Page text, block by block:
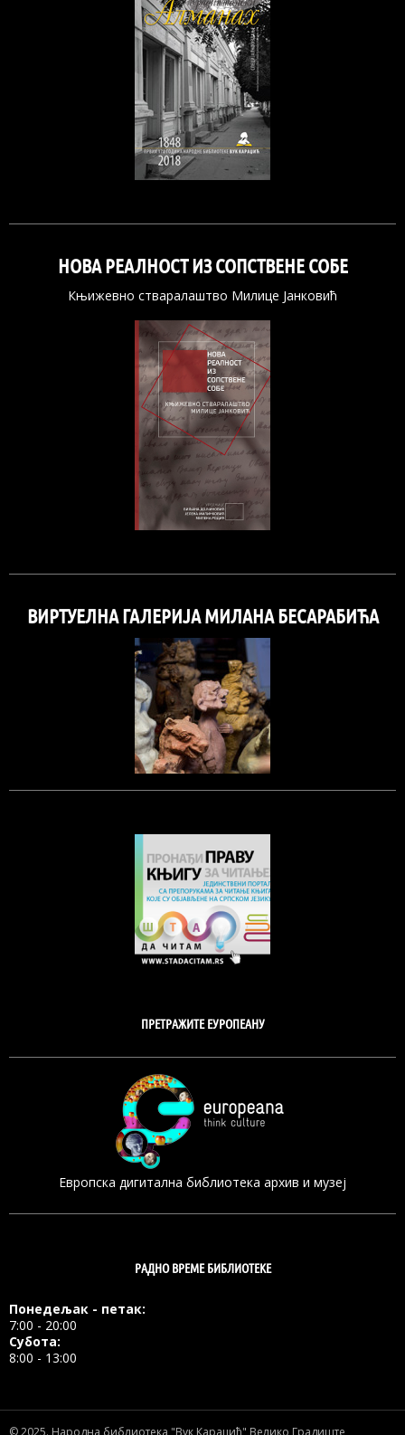
НОВА РЕАЛНОСТ ИЗ СОПСТВЕНЕ СОБЕ
Књижевно стваралаштво Милице Јанковић
ВИРТУЕЛНА ГАЛЕРИЈА МИЛАНА БЕСАРАБИЋА
ПРЕТРАЖИТЕ ЕУРОПЕАНУ
Европска дигитална библиотека архив и музеј
РАДНО ВРЕМЕ БИБЛИОТЕКЕ
Понедељак - петак:
7:00 - 20:00
Субота:
8:00 - 13:00
© 2025. Народна библиотека "Вук Караџић" Велико Градиште